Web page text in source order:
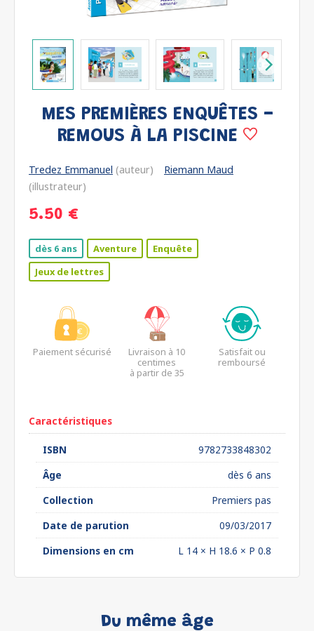
MES PREMIÈRES ENQUÊTES -
REMOUS À LA PISCINE
Tredez Emmanuel (auteur)
Riemann Maud
(illustrateur)
5.50 €
dès 6 ans Aventure
Enquête
Jeux de lettres
Paiement sécurisé
Livraison à 10
centimes
à partir de 35
Satisfait ou
remboursé
Caractéristiques
ISBN
9782733848302
Âge
dès 6 ans
Collection
Premiers pas
Date de parution
09/03/2017
Dimensions en cm
L 14 × H 18.6 × P 0.8
Du même âge